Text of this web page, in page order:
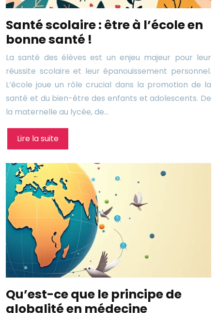
Santé scolaire : être à l’école en
bonne santé !
La santé des élèves est un enjeu majeur pour leur
réussite scolaire et leur épanouissement personnel.
L’école joue un rôle crucial dans la promotion de la
santé et du bien-être des enfants et adolescents. De
la maternelle au lycée, de…
Lire la suite
Qu’est-ce que le principe de
globalité en médecine